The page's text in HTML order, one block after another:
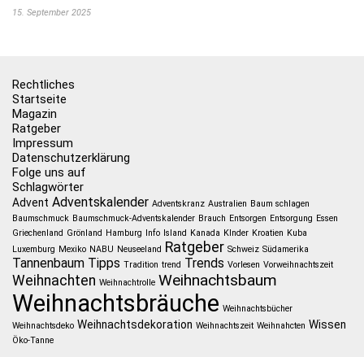
15. September 2025
Rechtliches
Startseite
Magazin
Ratgeber
Impressum
Datenschutzerklärung
Folge uns auf
Schlagwörter
Advent Adventskalender Adventskranz Australien Baum schlagen
Baumschmuck Baumschmuck-Adventskalender Brauch Entsorgen Entsorgung Essen
Griechenland Grönland Hamburg Info Island Kanada KInder Kroatien Kuba
Luxemburg Mexiko NABU Neuseeland Ratgeber Schweiz Südamerika
Tannenbaum Tipps Tradition trend Trends Vorlesen Vorweihnachtszeit
Weihnachten Weihnachtrolle Weihnachtsbaum
Weihnachtsbräuche Weihnachtsbücher
Weihnachtsdeko Weihnachtsdekoration Weihnachtszeit Weihnahcten Wissen
Öko-Tanne